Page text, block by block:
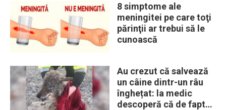
8 simptome ale
meningitei pe care toţi
părinţii ar trebui să le
cunoască
Au crezut că salvează
un câine dintr-un râu
înghețat: la medic
descoperă că de fapt